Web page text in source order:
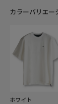
カラーバリエー
ホワイト